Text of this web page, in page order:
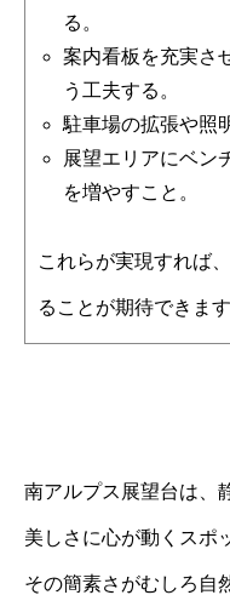
る。
案内看板を充実さ
う工夫する。
駐車場の拡張や照
展望エリアにベン
を増やすこと。
これらが実現すれば
ることが期待できます
南アルプス展望台は、
美しさに心が動くスポ
その簡素さがむしろ自